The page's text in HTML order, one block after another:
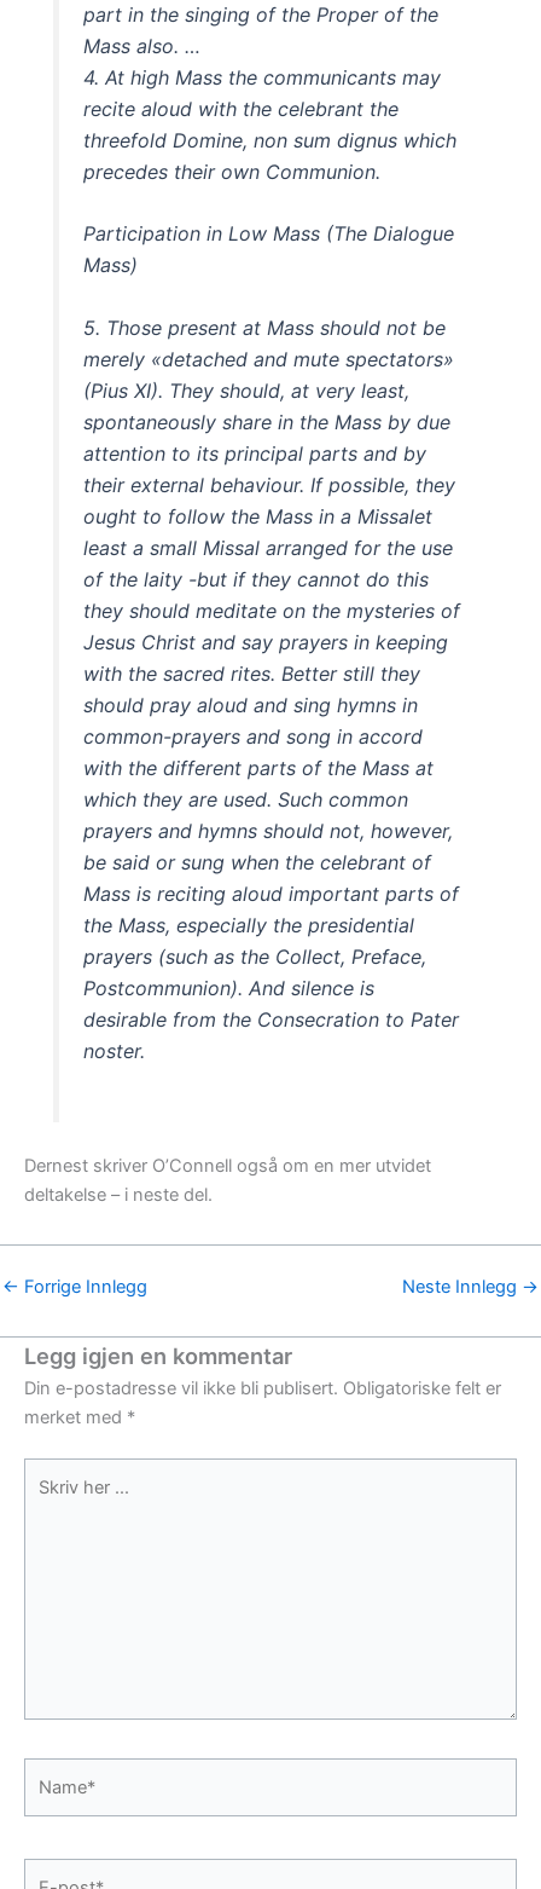
part in the singing of the Proper of the
Mass also. …
4. At high Mass the communicants may
recite aloud with the celebrant the
threefold Domine, non sum dignus which
precedes their own Communion.
Participation in Low Mass (The Dialogue
Mass)
5. Those present at Mass should not be
merely «detached and mute spectators»
(Pius XI). They should, at very least,
spontaneously share in the Mass by due
attention to its principal parts and by
their external behaviour. If possible, they
ought to follow the Mass in a Missalet
least a small Missal arranged for the use
of the laity -but if they cannot do this
they should meditate on the mysteries of
Jesus Christ and say prayers in keeping
with the sacred rites. Better still they
should pray aloud and sing hymns in
common-prayers and song in accord
with the different parts of the Mass at
which they are used. Such common
prayers and hymns should not, however,
be said or sung when the celebrant of
Mass is reciting aloud important parts of
the Mass, especially the presidential
prayers (such as the Collect, Preface,
Postcommunion). And silence is
desirable from the Consecration to Pater
noster.
Dernest skriver O’Connell også om en mer utvidet
deltakelse – i neste del.
← Forrige Innlegg Neste Innlegg →
Legg igjen en kommentar
Din e-postadresse vil ikke bli publisert. Obligatoriske felt er
merket med *
her